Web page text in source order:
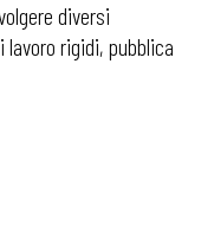
diversi
rigidi, pubblica